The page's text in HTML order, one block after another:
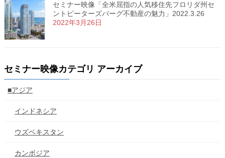
セミナー映像「全米屈指の人気移住先フロリダ州セ
ントピーターズバーグ不動産の魅力」2022.3.26
2022年3月26日
セミナー映像カテゴリ アーカイブ
■アジア
インドネシア
ウズベキスタン
カンボジア